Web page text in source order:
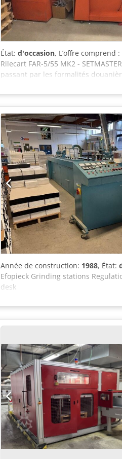
État: d'occasion, L’offre comprend
Rilecart FAR-5/55 MK2 -
passant par les formalités
Durable et économique Optez
réalisez des économies. Malgré
Année de construction: 1988, État:
Efopieck Grinding stations
desk